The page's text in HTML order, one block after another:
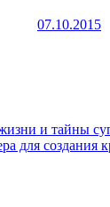
07.10.2015
и тайны
для создания